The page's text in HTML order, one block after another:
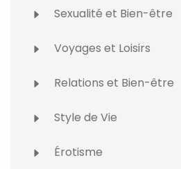
Sexualité et Bien-être
Voyages et Loisirs
Relations et Bien-être
Style de Vie
Érotisme